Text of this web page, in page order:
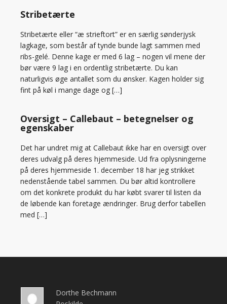
Stribetærte
Stribetærte eller “æ strieftort” er en særlig sønderjysk
lagkage, som består af tynde bunde lagt sammen med
ribs-gelé. Denne kage er med 6 lag – nogen vil mene der
bør være 9 lag i en ordentlig stribetærte. Du kan
naturligvis øge antallet som du ønsker. Kagen holder sig
fint på køl i mange dage og […]
Oversigt – Callebaut – betegnelser og
egenskaber
Det har undret mig at Callebaut ikke har en oversigt over
deres udvalg på deres hjemmeside. Ud fra oplysningerne
på deres hjemmeside 1. december 18 har jeg strikket
nedenstående tabel sammen. Du bør altid kontrollere
om det konkrete produkt du har købt svarer til listen da
de løbende kan foretage ændringer. Brug derfor tabellen
med […]
Dorthe Bechmann